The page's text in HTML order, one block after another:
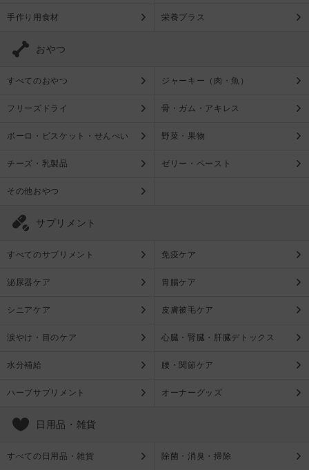
手作り用食材 栄養プラス
おやつ
すべてのおやつ ジャーキー（肉・魚）
フリーズドライ 骨・ガム・アキレス
ボーロ・ビスケット・せんべい 野菜・果物
チーズ・乳製品 ゼリー・ペースト
その他おやつ
サプリメント
すべてのサプリメント 免疫ケア
泌尿器ケア 胃腸ケア
シニアケア 皮膚被毛ケア
涙やけ・目のケア 心臓・腎臓・肝臓デトックス
水分補給 腰・関節ケア
ハーブサプリメント オーナーグッズ
日用品・雑貨
すべての日用品・雑貨 除菌・消臭・掃除